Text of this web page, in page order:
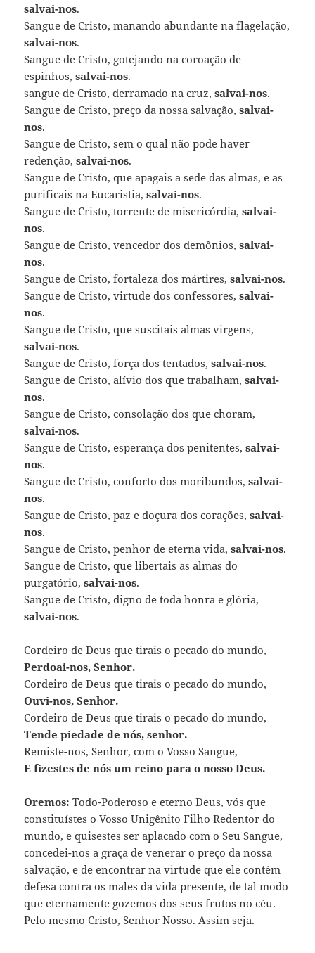
salvai-nos.
Sangue de Cristo, manando abundante na flagelação,
salvai-nos.
Sangue de Cristo, gotejando na coroação de
espinhos,salvai-nos.
sangue de Cristo, derramado na cruz,salvai-nos.
Sangue de Cristo, preço da nossa salvação,salvai-
nos.
Sangue de Cristo, sem o qual não pode haver
redenção,salvai-nos.
Sangue de Cristo, que apagais a sede das almas, e as
purificais na Eucaristia,salvai-nos.
Sangue de Cristo, torrente de misericórdia,salvai-
nos.
Sangue de Cristo, vencedor dos demônios,salvai-
nos.
Sangue de Cristo, fortaleza dos mártires,salvai-nos.
Sangue de Cristo, virtude dos confessores,salvai-
nos.
Sangue de Cristo, que suscitais almas virgens,
salvai-nos.
Sangue de Cristo, força dos tentados,salvai-nos.
Sangue de Cristo, alívio dos que trabalham,salvai-
nos.
Sangue de Cristo, consolação dos que choram,
salvai-nos.
Sangue de Cristo, esperança dos penitentes,salvai-
nos.
Sangue de Cristo, conforto dos moribundos,salvai-
nos.
Sangue de Cristo, paz e doçura dos corações,salvai-
nos.
Sangue de Cristo, penhor de eterna vida,salvai-nos.
Sangue de Cristo, que libertais as almas do
purgatório,salvai-nos.
Sangue de Cristo, digno de toda honra e glória,
salvai-nos.
Cordeiro de Deus que tirais o pecado do mundo,
Perdoai-nos, Senhor.
Cordeiro de Deus que tirais o pecado do mundo,
Ouvi-nos, Senhor.
Cordeiro de Deus que tirais o pecado do mundo,
Tende piedade de nós, senhor.
Remiste-nos, Senhor, com o Vosso Sangue,
E fizestes de nós um reino para o nosso Deus.
Oremos: Todo-Poderoso e eterno Deus, vós que
constituístes o Vosso Unigênito Filho Redentor do
mundo, e quisestes ser aplacado com o Seu Sangue,
concedei-nos a graça de venerar o preço da nossa
salvação, e de encontrar na virtude que ele contém
defesa contra os males da vida presente, de tal modo
que eternamente gozemos dos seus frutos no céu.
Pelo mesmo Cristo, Senhor Nosso. Assim seja.